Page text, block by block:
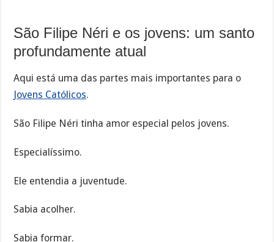
São Filipe Néri e os jovens: um santo
profundamente atual
Aqui está uma das partes mais importantes para o
Jovens Católicos.
São Filipe Néri tinha amor especial pelos jovens.
Especialíssimo.
Ele entendia a juventude.
Sabia acolher.
Sabia formar.